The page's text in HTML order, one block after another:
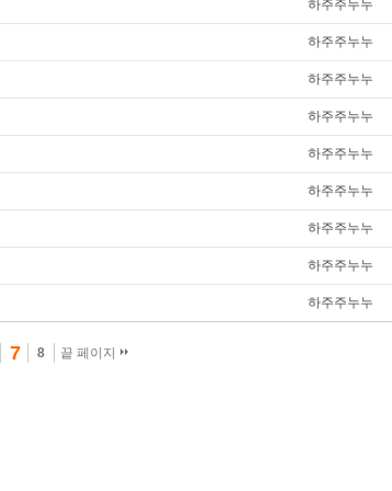
하주주누누
하주주누누
하주주누누
하주주누누
하주주누누
하주주누누
하주주누누
하주주누누
하주주누누
7 8 끝 페이지